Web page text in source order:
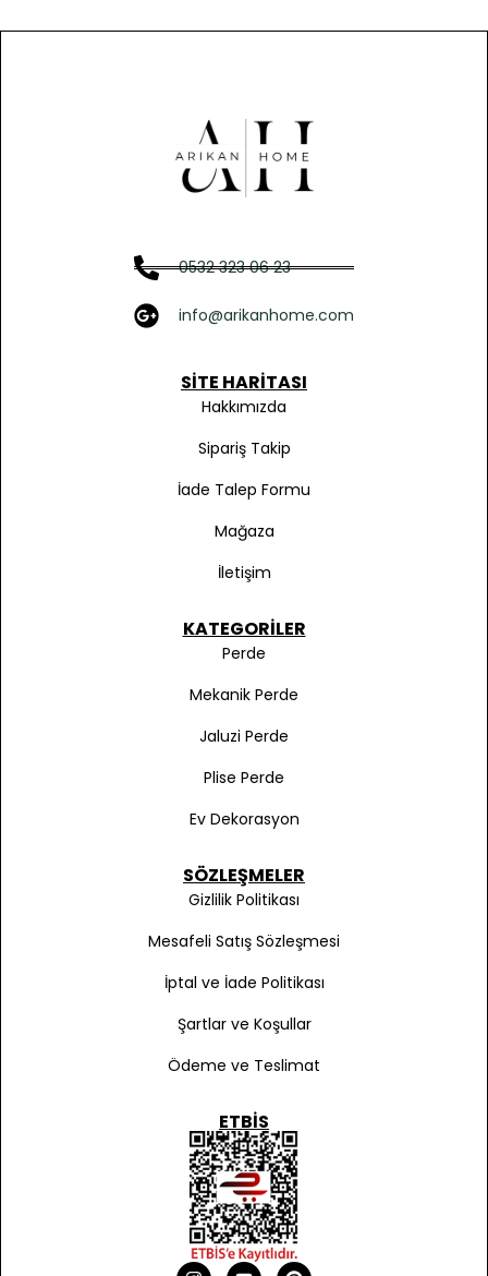
0532 323 06 23
info@arikanhome.com
SITE HARITASI
Hakkımızda
Sipariş Takip
İade Talep Formu
Mağaza
İletişim
KATEGORILER
Perde
Mekanik Perde
Jaluzi Perde
Plise Perde
Ev Dekorasyon
SÖZLEŞMELER
Gizlilik Politikası
Mesafeli Satış Sözleşmesi
İptal ve İade Politikası
Şartlar ve Koşullar
Ödeme ve Teslimat
ETBIS